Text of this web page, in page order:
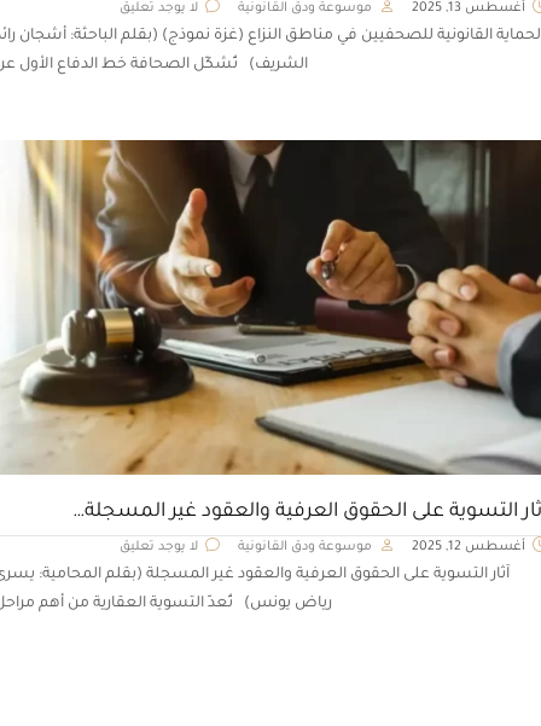
أغسطس 13, 2025 موسوعة ودق القانونية لا يوجد تعليق
القانونية للصحفيين في مناطق النزاع (غزة نموذج) (بقلم الباحثة: أشجان
الشريف) تُشكّل الصحافة خط الدفاع الأول
التسوية على الحقوق العرفية والعقود غير المسجلة…
أغسطس 12, 2025 موسوعة ودق القانونية لا يوجد تعليق
آثار التسوية على الحقوق العرفية والعقود غير المسجلة (بقلم المحامية:
رياض يونس) تُعدّ التسوية العقارية من أهم